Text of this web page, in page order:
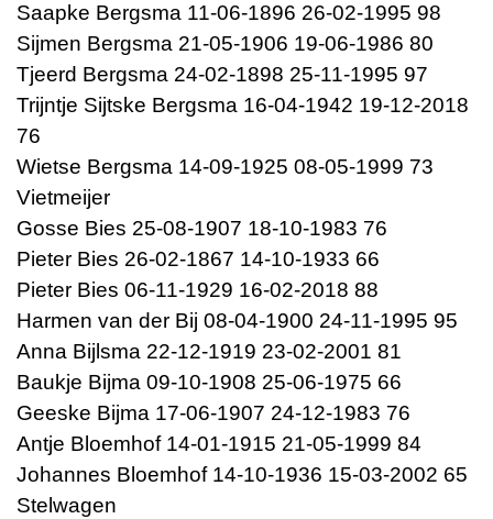
Saapke Bergsma 11-06-1896 26-02-1995 98
Sijmen Bergsma 21-05-1906 19-06-1986 80
Tjeerd Bergsma 24-02-1898 25-11-1995 97
Trijntje Sijtske Bergsma 16-04-1942 19-12-2018
76
Wietse Bergsma 14-09-1925 08-05-1999 73
Vietmeijer
Gosse Bies 25-08-1907 18-10-1983 76
Pieter Bies 26-02-1867 14-10-1933 66
Pieter Bies 06-11-1929 16-02-2018 88
Harmen van der Bij 08-04-1900 24-11-1995 95
Anna Bijlsma 22-12-1919 23-02-2001 81
Baukje Bijma 09-10-1908 25-06-1975 66
Geeske Bijma 17-06-1907 24-12-1983 76
Antje Bloemhof 14-01-1915 21-05-1999 84
Johannes Bloemhof 14-10-1936 15-03-2002 65
Stelwagen